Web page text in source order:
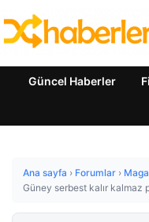
Güncel Haberler
Ana sayfa › Forumlar ›
Güney serbest kalır kalmaz